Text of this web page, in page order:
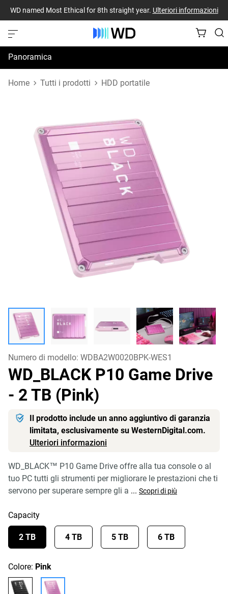
WD named Most Ethical for 8th straight year. Ulteriori informazioni
Panoramica
Specifiche
Home Tutti i prodotti HDD portatile
Numero di modello: WDBA2W0020BPK-WES1
WD_BLACK P10 Game Drive
- 2 TB (Pink)
Il prodotto include un anno aggiuntivo di garanzia
limitata, esclusivamente su WesternDigital.com.
Ulteriori informazioni
WD_BLACK™ P10 Game Drive offre alla tua console o al
tuo PC tutti gli strumenti per migliorare le prestazioni che ti
servono per superare sempre gli a ... Scopri di più
Capacity
2 TB 4 TB 5 TB 6 TB
Colore: Pink